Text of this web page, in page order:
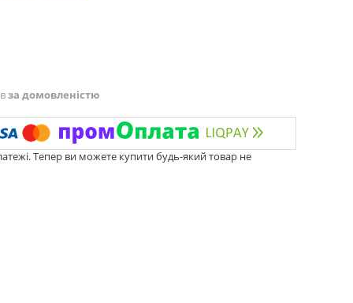
за домовленістю
Тепер ви можете купити будь-який товар не